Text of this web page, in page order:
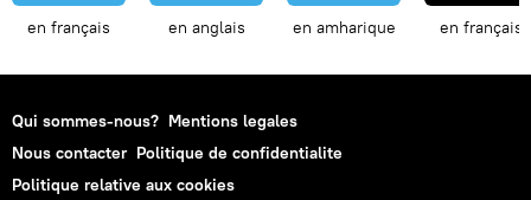
en français en anglais en amharique en français
Qui sommes-nous? Mentions legales
Nous contacter Politique de confidentialite
Politique relative aux cookies